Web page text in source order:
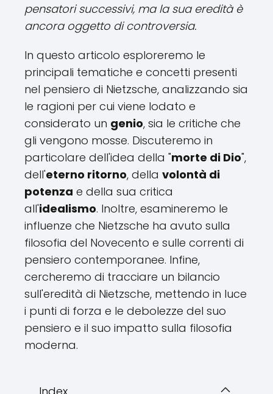
pensatori successivi, ma la sua eredità è
ancora oggetto di controversia.
In questo articolo esploreremo le
principali tematiche e concetti presenti
nel pensiero di Nietzsche, analizzando sia
le ragioni per cui viene lodato e
considerato un genio, sia le critiche che
gli vengono mosse. Discuteremo in
particolare dell'idea della "morte di Dio",
dell'eterno ritorno, della volontà di
potenza e della sua critica
all'idealismo. Inoltre, esamineremo le
influenze che Nietzsche ha avuto sulla
filosofia del Novecento e sulle correnti di
pensiero contemporanee. Infine,
cercheremo di tracciare un bilancio
sull'eredità di Nietzsche, mettendo in luce
i punti di forza e le debolezze del suo
pensiero e il suo impatto sulla filosofia
moderna.